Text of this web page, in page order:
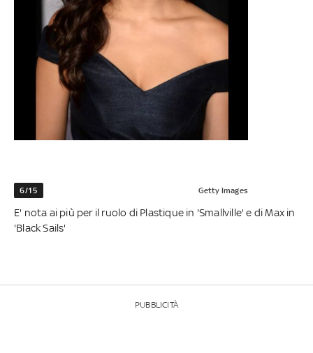
6/15 Getty Images
E' nota ai più per il ruolo di Plastique in 'Smallville' e di Max in
'Black Sails'
PUBBLICITÀ